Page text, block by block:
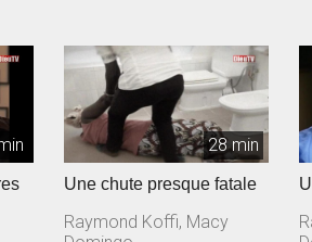
28 min
Une chute presque fatale
Raymond Koffi, Macy